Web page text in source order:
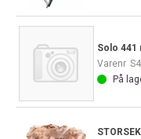
Solo 441
Varenr
På